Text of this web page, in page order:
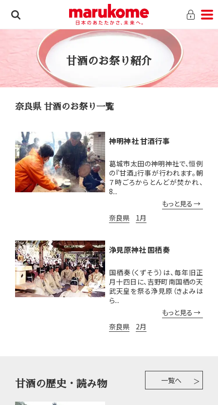
甘酒のお祭り紹介
奈良県 甘酒のお祭り一覧
神明神社 甘酒行事
葛城市太田の神明神社で、恒例
の『甘酒』行事が行われます。朝
７時ごろからとんどが焚かれ、
8...
もっと見る
奈良県
1月
浄見原神社 国栖奏
国栖奏（くずそう）は、毎年旧正
月十四日に、吉野町南国栖の天
武天皇を祭る浄見原（きよみは
ら...
もっと見る
奈良県
2月
一覧へ
甘酒の歴史・読み物